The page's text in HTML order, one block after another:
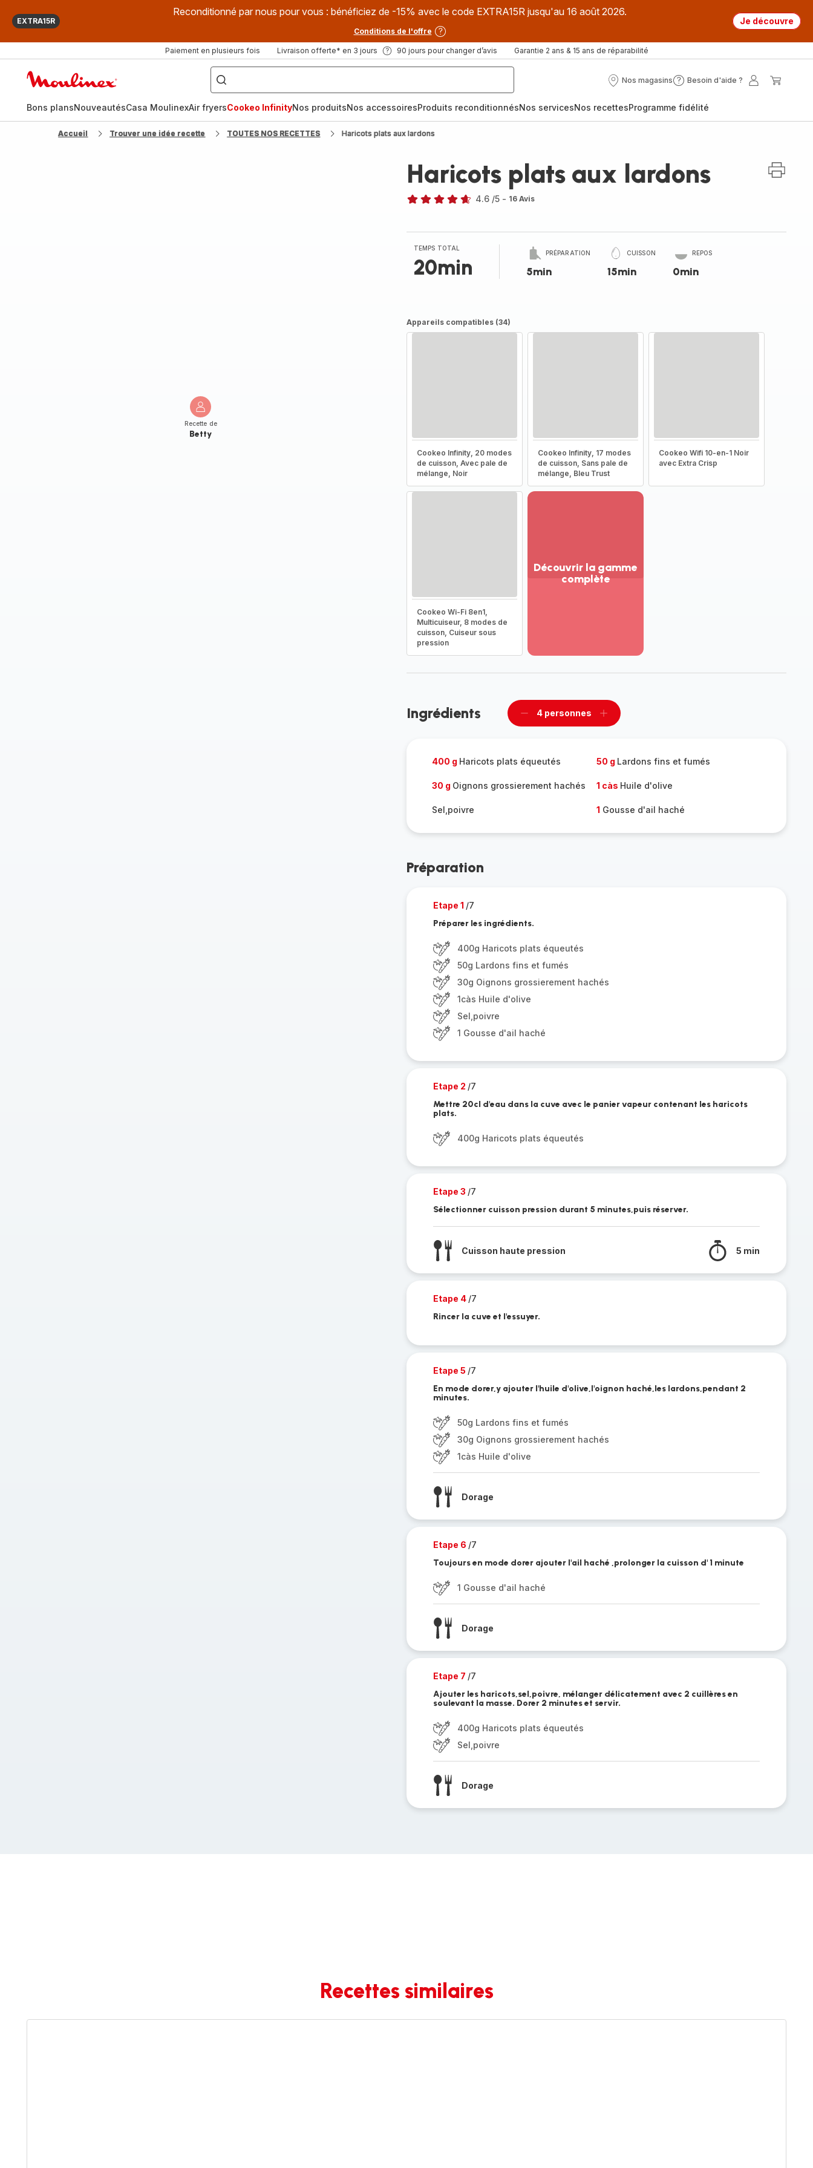
EXTRA15R
Reconditionné par nous pour vous : bénéficiez de -15% avec le code EXTRA15R jusqu'au 16 août 2026.
Conditions de l'offre
Je découvre
Paiement en plusieurs fois Livraison offerte* en 3 jours 90 jours pour changer d’avis Garantie 2 ans & 15 ans de réparabilité
["Que
recherchez-
vous
?",
fryer",
"Companion"]
Nos magasins
Nos
Besoin d'aide ?
Besoin
?
Mon
Bons plansNouveautésCasa MoulinexAir fryersCookeo InfinityNos produitsNos accessoiresProduits reconditionnésNos servicesNos recettesProgramme fidélité
Accueil Trouver une idée recette TOUTES NOS RECETTES Haricots plats aux lardons
Recette de
Betty
Haricots plats aux lardons
4.6 /5 - 16 Avis
TEMPS TOTAL
20min
PRÉPARATION
5min
CUISSON
15min
REPOS
0min
Appareils compatibles (34)
Cookeo Infinity, 20 modes
de cuisson, Avec pale de
mélange, Noir
Cookeo Infinity, 17 modes
de cuisson, Sans pale de
mélange, Bleu Trust
Cookeo Wifi 10-en-1 Noir
avec Extra Crisp
Cookeo Wi-Fi 8en1,
Multicuiseur, 8 modes de
cuisson, Cuiseur sous
pression
Découvrir la gamme
complète
-
Ingrédients
Supprimer
4 personnes
Ajouter
400 g Haricots plats équeutés 50 g Lardons fins et fumés
30 g Oignons grossierement hachés 1 càs Huile d'olive
Sel,poivre 1 Gousse d'ail haché
Préparation
Etape 1 /7
Préparer les ingrédients.
400g Haricots plats équeutés
50g Lardons fins et fumés
30g Oignons grossierement hachés
1càs Huile d'olive
Sel,poivre
1 Gousse d'ail haché
Etape 2 /7
Mettre 20cl d'eau dans la cuve avec le panier vapeur contenant les haricots
plats.
400g Haricots plats équeutés
Etape 3 /7
Sélectionner cuisson pression durant 5 minutes,puis réserver.
Cuisson haute pression 5 min
Etape 4 /7
Rincer la cuve et l'essuyer.
Etape 5 /7
En mode dorer,y ajouter l'huile d'olive,l'oignon haché,les lardons,pendant 2
minutes.
50g Lardons fins et fumés
30g Oignons grossierement hachés
1càs Huile d'olive
Dorage
Etape 6 /7
Toujours en mode dorer ajouter l'ail haché ,prolonger la cuisson d' 1 minute
1 Gousse d'ail haché
Dorage
Etape 7 /7
Ajouter les haricots,sel,poivre, mélanger délicatement avec 2 cuillères en
soulevant la masse. Dorer 2 minutes et servir.
400g Haricots plats équeutés
Sel,poivre
Dorage
Recettes similaires